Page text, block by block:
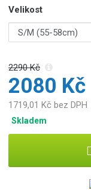
Velikost
2290 Kč
2080 Kč
1719,01 Kč bez DPH
Skladem